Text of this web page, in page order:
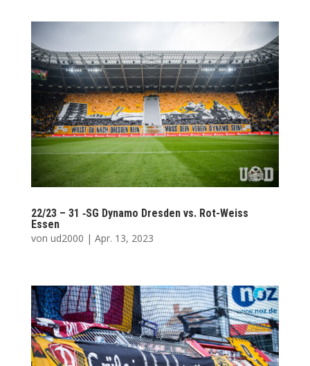
22/23 – 31 ‑SG Dyna­mo Dres­den vs. Rot-Weiss
Essen
von ud2000 | Apr. 13, 2023